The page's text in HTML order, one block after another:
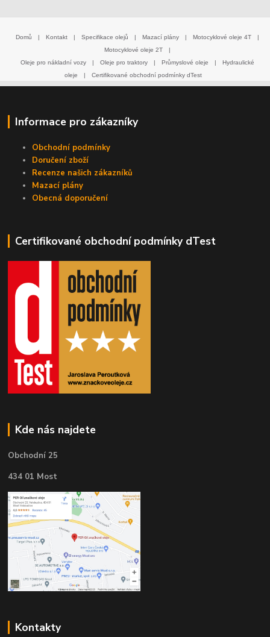
Domů | Kontakt | Specifikace olejů | Mazací plány | Motocyklové oleje 4T
|
Motocyklové oleje 2T
|
Oleje pro nákladní vozy
| Oleje pro traktory | Průmyslové oleje |
Hydraulické
oleje
| Certifikované obchodní podmínky dTest
Informace pro zákazníky
Obchodní podmínky
Doručení zboží
Recenze našich zákazníků
Mazací plány
Obecná doporučení
Certifikované obchodní podmínky dTest
Kde nás najdete
Obchodní 25
434 01 Most
Kontakty